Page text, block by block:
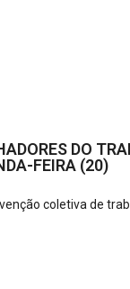
DO
FEIRA (20)
coletiva de